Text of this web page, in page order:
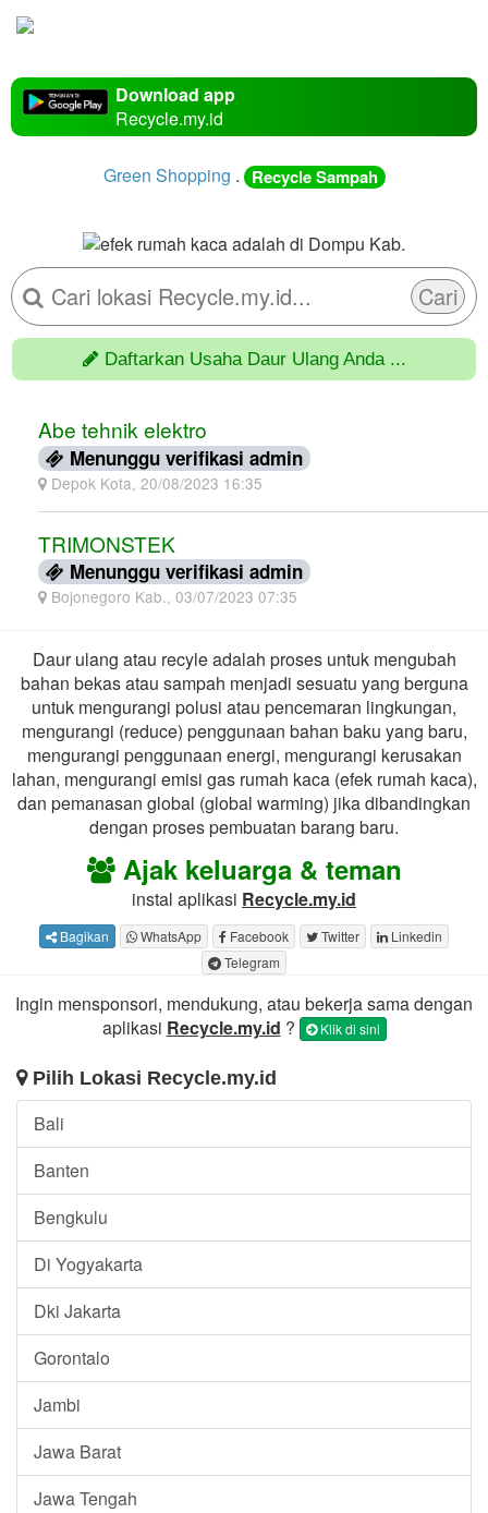
Download app
Recycle.my.id
Green Shopping . Recycle Sampah
Cari
Daftarkan Usaha Daur Ulang Anda ...
Abe tehnik elektro
Menunggu verifikasi admin
Depok Kota, 20/08/2023 16:35
TRIMONSTEK
Menunggu verifikasi admin
Bojonegoro Kab., 03/07/2023 07:35
Daur ulang atau recyle adalah proses untuk mengubah
bahan bekas atau sampah menjadi sesuatu yang berguna
untuk mengurangi polusi atau pencemaran lingkungan,
mengurangi (reduce) penggunaan bahan baku yang baru,
mengurangi penggunaan energi, mengurangi kerusakan
lahan, mengurangi emisi gas rumah kaca (efek rumah kaca),
dan pemanasan global (global warming) jika dibandingkan
dengan proses pembuatan barang baru.
Ajak keluarga & teman
instal aplikasi Recycle.my.id
Bagikan WhatsApp Facebook Twitter
Linkedin
Telegram
Ingin mensponsori, mendukung, atau bekerja sama dengan
aplikasi Recycle.my.id ? Klik di sini
Pilih Lokasi Recycle.my.id
Bali
Banten
Bengkulu
Di Yogyakarta
Dki Jakarta
Gorontalo
Jambi
Jawa Barat
Jawa Tengah